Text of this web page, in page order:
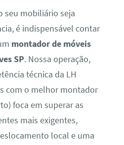
seu mobiliário seja
é indispensável contar
montador de móveis
SP. Nossa operação,
técnica da LH
com o melhor montador
foca em superar as
mais exigentes,
local e uma